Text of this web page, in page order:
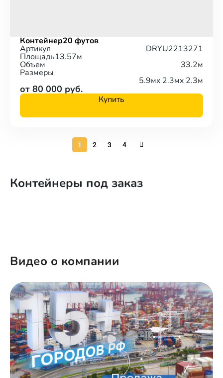
Контейнер20 футов
Артикул DRYU2213271
Площадь13.57м
Объем 33.2м
Размеры
5.9мx 2.3мx 2.3м
от 80 000 руб.
Купить
1 2 3 4
Контейнеры под заказ
Видео о компании